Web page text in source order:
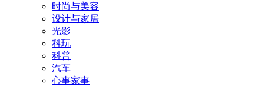
时尚与美容
设计与家居
光影
科玩
科普
汽车
心事家事